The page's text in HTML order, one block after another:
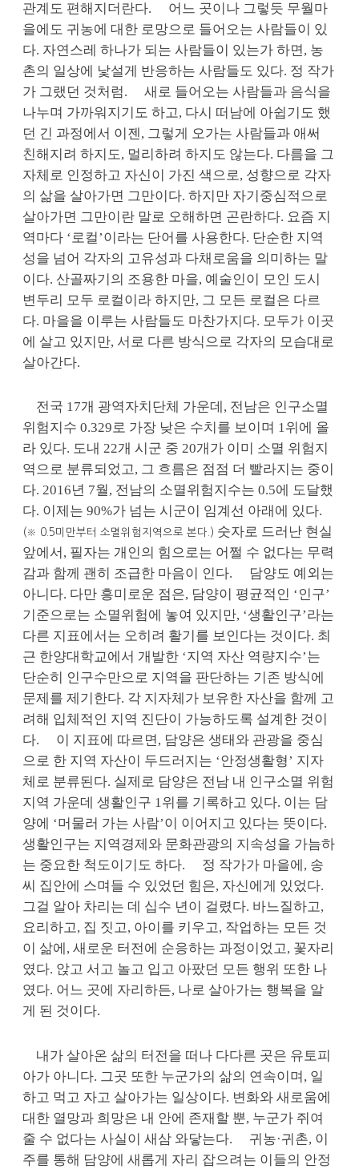
관계도 편해지더란다. 어느 곳이나 그렇듯 무월마
을에도 귀농에 대한 로망으로 들어오는 사람들이 있
다. 자연스레 하나가 되는 사람들이 있는가 하면, 농
촌의 일상에 낯설게 반응하는 사람들도 있다. 정 작가
가 그랬던 것처럼. 새로 들어오는 사람들과 음식을
나누며 가까워지기도 하고, 다시 떠남에 아쉽기도 했
던 긴 과정에서 이젠, 그렇게 오가는 사람들과 애써
친해지려 하지도, 멀리하려 하지도 않는다. 다름을 그
자체로 인정하고 자신이 가진 색으로, 성향으로 각자
의 삶을 살아가면 그만이다. 하지만 자기중심적으로
살아가면 그만이란 말로 오해하면 곤란하다. 요즘 지
역마다 ‘로컬’이라는 단어를 사용한다. 단순한 지역
성을 넘어 각자의 고유성과 다채로움을 의미하는 말
이다. 산골짜기의 조용한 마을, 예술인이 모인 도시
변두리 모두 로컬이라 하지만, 그 모든 로컬은 다르
다. 마을을 이루는 사람들도 마찬가지다. 모두가 이곳
에 살고 있지만, 서로 다른 방식으로 각자의 모습대로
살아간다.
전국 17개 광역자치단체 가운데, 전남은 인구소멸
위험지수 0.329로 가장 낮은 수치를 보이며 1위에 올
라 있다. 도내 22개 시군 중 20개가 이미 소멸 위험지
역으로 분류되었고, 그 흐름은 점점 더 빨라지는 중이
다. 2016년 7월, 전남의 소멸위험지수는 0.5에 도달했
다. 이제는 90%가 넘는 시군이 임계선 아래에 있다.
(※ 0.5미만부터 소멸위험지역으로 본다.) 숫자로 드러난 현실
앞에서, 필자는 개인의 힘으로는 어쩔 수 없다는 무력
감과 함께 괜히 조급한 마음이 인다. 담양도 예외는
아니다. 다만 흥미로운 점은, 담양이 평균적인 ‘인구’
기준으로는 소멸위험에 놓여 있지만, ‘생활인구’라는
다른 지표에서는 오히려 활기를 보인다는 것이다. 최
근 한양대학교에서 개발한 ‘지역 자산 역량지수’는
단순히 인구수만으로 지역을 판단하는 기존 방식에
문제를 제기한다. 각 지자체가 보유한 자산을 함께 고
려해 입체적인 지역 진단이 가능하도록 설계한 것이
다. 이 지표에 따르면, 담양은 생태와 관광을 중심
으로 한 지역 자산이 두드러지는 ‘안정생활형’ 지자
체로 분류된다. 실제로 담양은 전남 내 인구소멸 위험
지역 가운데 생활인구 1위를 기록하고 있다. 이는 담
양에 ‘머물러 가는 사람’이 이어지고 있다는 뜻이다.
생활인구는 지역경제와 문화관광의 지속성을 가늠하
는 중요한 척도이기도 하다. 정 작가가 마을에, 송
씨 집안에 스며들 수 있었던 힘은, 자신에게 있었다.
그걸 알아 차리는 데 십수 년이 걸렸다. 바느질하고,
요리하고, 집 짓고, 아이를 키우고, 작업하는 모든 것
이 삶에, 새로운 터전에 순응하는 과정이었고, 꽃자리
였다. 앉고 서고 놀고 입고 아팠던 모든 행위 또한 나
였다. 어느 곳에 자리하든, 나로 살아가는 행복을 알
게 된 것이다.
내가 살아온 삶의 터전을 떠나 다다른 곳은 유토피
아가 아니다. 그곳 또한 누군가의 삶의 연속이며, 일
하고 먹고 자고 살아가는 일상이다. 변화와 새로움에
대한 열망과 희망은 내 안에 존재할 뿐, 누군가 쥐여
줄 수 없다는 사실이 새삼 와닿는다. 귀농·귀촌, 이
주를 통해 담양에 새롭게 자리 잡으려는 이들의 안정